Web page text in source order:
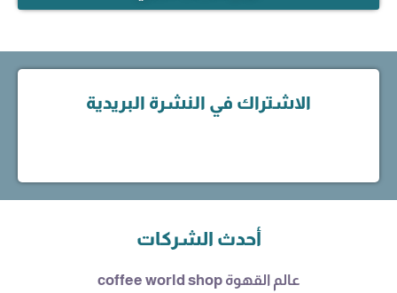
الاشتراك في النشرة البريدية
أحدث الشركات
عالم القهوة coffee world shop